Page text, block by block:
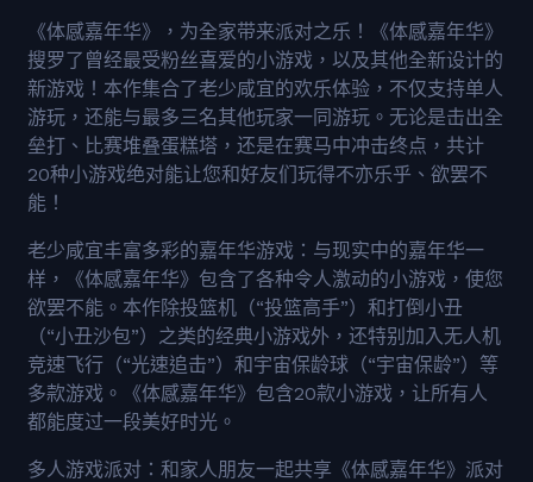
《体感嘉年华》，为全家带来派对之乐！《体感嘉年华》
搜罗了曾经最受粉丝喜爱的小游戏，以及其他全新设计的
新游戏！本作集合了老少咸宜的欢乐体验，不仅支持单人
游玩，还能与最多三名其他玩家一同游玩。无论是击出全
垒打、比赛堆叠蛋糕塔，还是在赛马中冲击终点，共计
20种小游戏绝对能让您和好友们玩得不亦乐乎、欲罢不
能！
老少咸宜丰富多彩的嘉年华游戏：与现实中的嘉年华一
样，《体感嘉年华》包含了各种令人激动的小游戏，使您
欲罢不能。本作除投篮机（“投篮高手”）和打倒小丑
（“小丑沙包”）之类的经典小游戏外，还特别加入无人机
竞速飞行（“光速追击”）和宇宙保龄球（“宇宙保龄”）等
多款游戏。《体感嘉年华》包含20款小游戏，让所有人
都能度过一段美好时光。
多人游戏派对：和家人朋友一起共享《体感嘉年华》派对